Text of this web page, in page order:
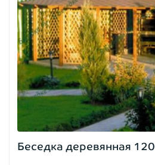
Беседка деревянная 120